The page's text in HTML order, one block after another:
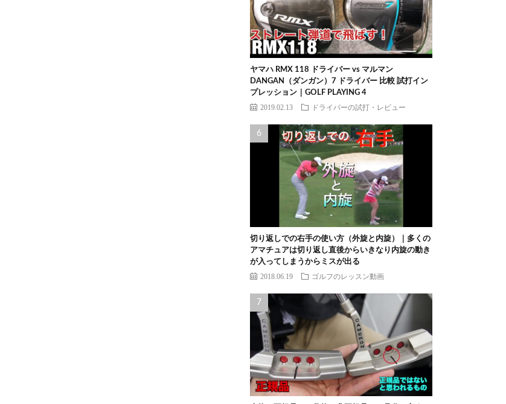
ヤマハ RMX 118 ドライバー vs マルマン
DANGAN（ダンガン）7 ドライバー 比較 試打イン
プレッション｜GOLF PLAYING 4
2019.02.13 ドライバーの試打・レビュー
切り返しでの右手の使い方（外旋と内旋）｜多くの
アマチュアは切り返し直後からいきなり内旋の動き
が入ってしまうからミスが出る
2018.06.19 ゴルフのレッスン動画